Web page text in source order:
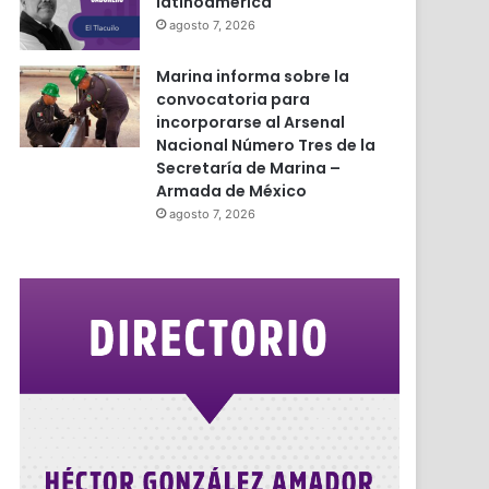
agosto 7, 2026
Marina informa sobre la
convocatoria para
incorporarse al Arsenal
Nacional Número Tres de la
Secretaría de Marina –
Armada de México
agosto 7, 2026